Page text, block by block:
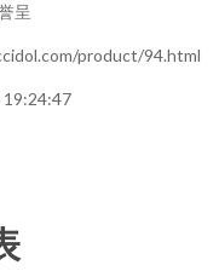
呈
product/94.html